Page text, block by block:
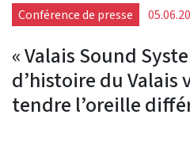
Conférence de presse
« Valais Sound
d’histoire du Valais
tendre l’oreille